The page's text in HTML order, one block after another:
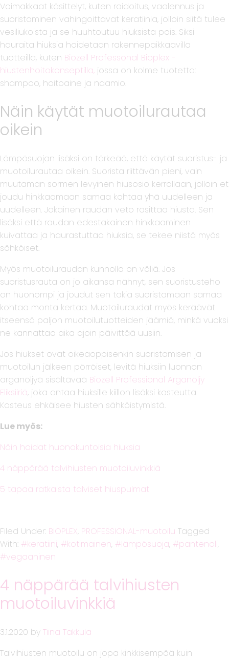
Voimakkaat käsittelyt, kuten raidoitus, vaalennus ja
suoristaminen vahingoittavat keratiinia, jolloin siitä tulee
vesiliukoista ja se huuhtoutuu hiuksista pois. Siksi
hauraita hiuksia hoidetaan rakennepaikkaavilla
tuotteilla, kuten Biozell Professonal Bioplex -
hiustenhoitokonseptilla, jossa on kolme tuotetta:
shampoo, hoitoaine ja naamio.
Näin käytät muotoilurautaa
oikein
Lämpösuojan lisäksi on tärkeää, että käytät suoristus- ja
muotoilurautaa oikein. Suorista riittävän pieni, vain
muutaman sormen levyinen hiusosio kerrallaan, jolloin et
joudu hinkkaamaan samaa kohtaa yhä uudelleen ja
uudelleen. Jokainen raudan veto rasittaa hiusta. Sen
lisäksi että raudan edestakainen hinkkaaminen
kuivattaa ja haurastuttaa hiuksia, se tekee niistä myös
sähköiset.
Myös muotoiluraudan kunnolla on väliä. Jos
suoristusrauta on jo aikansa nähnyt, sen suoristusteho
on huonompi ja joudut sen takia suoristamaan samaa
kohtaa monta kertaa. Muotoiluraudat myös keräävät
itseensä paljon muotoilutuotteiden jäämiä, minkä vuoksi
ne kannattaa aika ajoin päivittää uusiin.
Jos hiukset ovat oikeaoppisenkin suoristamisen ja
muotoilun jälkeen pörröiset, levitä hiuksiin luonnon
arganöljyä sisältävää Biozell Professional Arganöljy
Eliksiiriä, joka antaa hiuksille kiillon lisäksi kosteutta.
Kosteus ehkäisee hiusten sähköistymistä.
Lue myös:
Näin hoidat huonokuntoisia hiuksia
4 näppärää talvihiusten muotoiluvinkkiä
5 tapaa ratkaista talviset hiuspulmat
Filed Under: BIOPLEX, PROFESSIONAL-muotoilu Tagged
With:
keratiini, kotimainen, lämpösuoja, pantenoli,
vegaaninen
4 näppärää talvihiusten
muotoiluvinkkiä
3.1.2020 by Tiina Takkula
Talvihiusten muotoilu on jopa kinkkisempää kuin